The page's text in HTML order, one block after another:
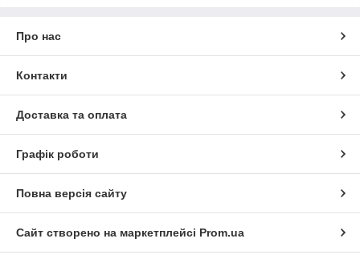
Про нас
Контакти
Доставка та оплата
Графік роботи
Повна версія сайту
Сайт створено на маркетплейсі Prom.ua